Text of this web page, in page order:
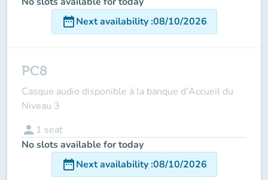
date_rangeNext availability:08/10/2026
PC8
Casque audio disponible à la banque d'Accueil du
Niveau 3
person 1 seat
No slots available for today
date_rangeNext availability:08/10/2026